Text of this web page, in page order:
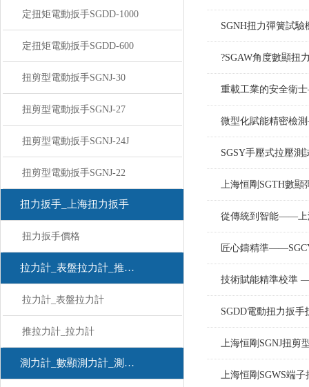
定扭矩電動扳手SGDD-1000
定扭矩電動扳手SGDD-600
扭剪型電動扳手SGNJ-30
扭剪型電動扳手SGNJ-27
扭剪型電動扳手SGNJ-24J
扭剪型電動扳手SGNJ-22
扭力扳手_上海扭力扳手
扭力扳手價格
拉力計_表盤拉力計_推拉力計
拉力計_表盤拉力計
推拉力計_拉力計
測力計_數顯測力計_測力計
SGNH扭力彈簧試
?SGAW角度數顯扭
重載工業的安全衛
微型化賦能精密檢
SGSY手壓式拉壓測
上海恒剛SGTH數顯
從傳統到智能——上
匠心鑄精準
技術賦能精準校準
SGDD電動扭力扳
上海恒剛SGNJ扭剪
上海恒剛SGWS端